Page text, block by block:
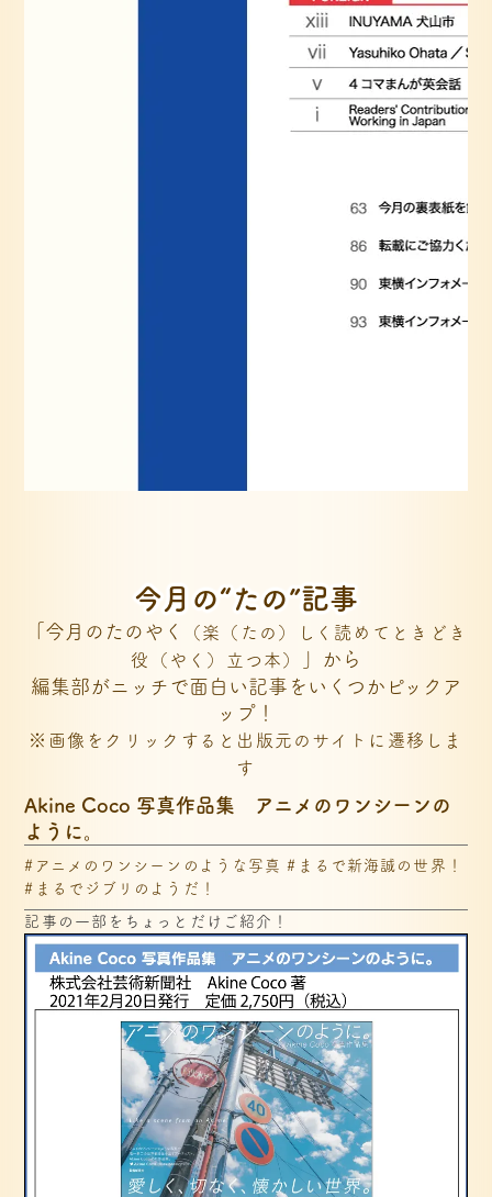
今月の“たの”記事
「今月のたのやく
（楽（たの）しく読めてときどき
役（やく）立つ本）
」から
編集部がニッチで面白い記事をいくつかピックア
ップ！
※画像をクリックすると出版元のサイトに遷移しま
す
Akine Coco 写真作品集　アニメのワンシーンの
ように。
#アニメのワンシーンのような写真 #まるで新海誠の世界！
#まるでジブリのようだ！
記事の一部をちょっとだけご紹介！